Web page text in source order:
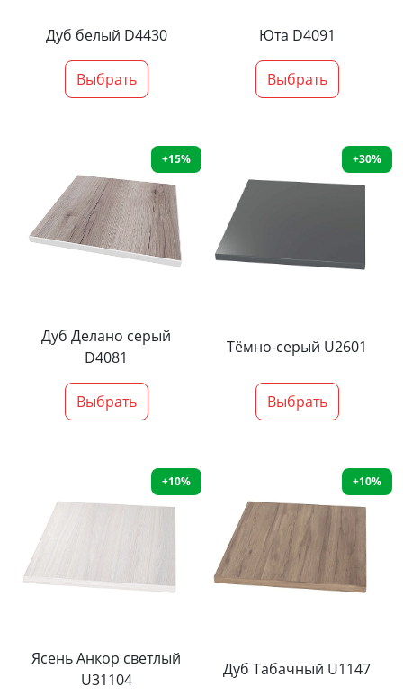
Дуб белый D4430
Выбрать
Юта D4091
Выбрать
+15%
Дуб Делано серый
D4081
Выбрать
+30%
Тёмно-серый U2601
Выбрать
+10%
Ясень Анкор светлый
U31104
+10%
Дуб Табачный U1147